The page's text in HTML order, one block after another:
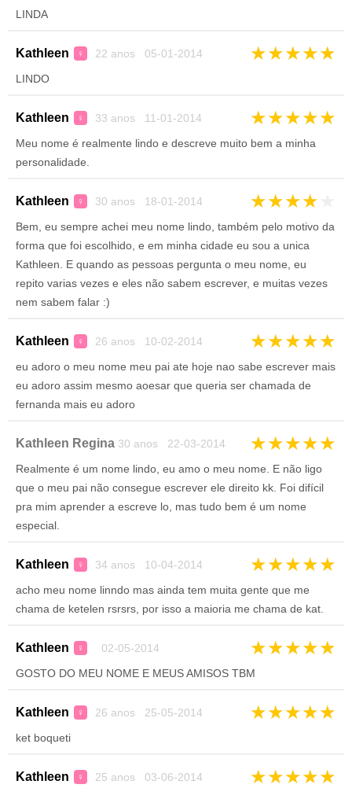
LINDA
Kathleen ♀ 22 anos 05-01-2014 ★★★★★
LINDO
Kathleen ♀ 33 anos 11-01-2014 ★★★★★
Meu nome é realmente lindo e descreve muito bem a minha
personalidade.
Kathleen ♀ 30 anos 18-01-2014 ★★★★
Bem, eu sempre achei meu nome lindo, também pelo motivo da
forma que foi escolhido, e em minha cidade eu sou a unica
Kathleen. E quando as pessoas pergunta o meu nome, eu
repito varias vezes e eles não sabem escrever, e muitas vezes
nem sabem falar :)
Kathleen ♀ 26 anos 10-02-2014 ★★★★★
eu adoro o meu nome meu pai ate hoje nao sabe escrever mais
eu adoro assim mesmo aoesar que queria ser chamada de
fernanda mais eu adoro
Kathleen Regina 30 anos 22-03-2014 ★★★★★
Realmente é um nome lindo, eu amo o meu nome. E não ligo
que o meu pai não consegue escrever ele direito kk. Foi difícil
pra mim aprender a escreve lo, mas tudo bem é um nome
especial.
Kathleen ♀ 34 anos 10-04-2014 ★★★★★
acho meu nome linndo mas ainda tem muita gente que me
chama de ketelen rsrsrs, por isso a maioria me chama de kat.
Kathleen ♀ 02-05-2014 ★★★★★
GOSTO DO MEU NOME E MEUS AMISOS TBM
Kathleen ♀ 26 anos 25-05-2014 ★★★★★
ket boqueti
Kathleen ♀ 25 anos 03-06-2014 ★★★★★